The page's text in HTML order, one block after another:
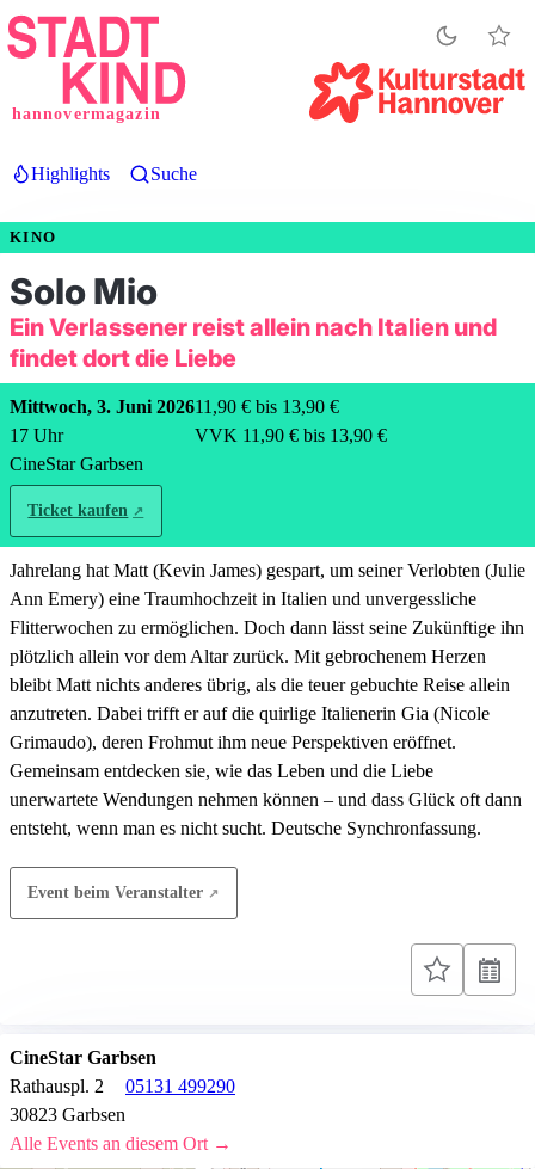
Direkt
zum
hannovermagazin
Highlights Suche
KINO
Solo Mio
Ein Verlassener reist allein nach Italien und
findet dort die Liebe
Mittwoch, 3. Juni 2026
17 Uhr
CineStar Garbsen
11,90 € bis 13,90 €
VVK 11,90 € bis 13,90 €
Ticket kaufen
Jahrelang hat Matt (Kevin James) gespart, um seiner Verlobten (Julie
Ann Emery) eine Traumhochzeit in Italien und unvergessliche
Flitterwochen zu ermöglichen. Doch dann lässt seine Zukünftige ihn
plötzlich allein vor dem Altar zurück. Mit gebrochenem Herzen
bleibt Matt nichts anderes übrig, als die teuer gebuchte Reise allein
anzutreten. Dabei trifft er auf die quirlige Italienerin Gia (Nicole
Grimaudo), deren Frohmut ihm neue Perspektiven eröffnet.
Gemeinsam entdecken sie, wie das Leben und die Liebe
unerwartete Wendungen nehmen können – und dass Glück oft dann
entsteht, wenn man es nicht sucht. Deutsche Synchronfassung.
Event beim Veranstalter
CineStar Garbsen
Rathauspl. 2
30823 Garbsen
05131 499290
Alle Events an diesem Ort →